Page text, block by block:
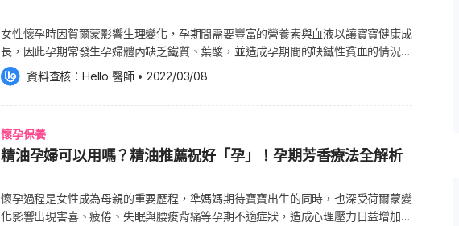
女性懷孕時因賀爾蒙影響生理變化，孕期間需要豐富的營養素與血液以讓寶寶健康成
長，因此孕期常發生孕婦體內缺乏鐵質、葉酸，並造成孕期間的缺鐵性貧血的情況。
然而，當孕婦持續嚴重貧血，日後生產寶寶時的致病率和死亡率也將大幅偏高。 究
竟什麼是「孕期間貧血」？孕期間貧血應該多吃什麼食物？哪些營養素能讓母嬰充分
獲得身體所需？《Hello醫師》彙整出4大必吃營養素，讓準媽媽們補好補滿、好
有 40%的孕婦有貧血的問題。而根據衛福部之研究對孕婦孕期間貧血的定義為，懷
孕過程中當孕婦因生理變化，平均將增加 50%的血漿溶液(1000ml)，而紅血球量也
10~10.9g/dL)。 影響最顯著的時間多為孕期之 28至36週，當36週後，孕婦體內的
血漿溶液會逐漸增加，紅血球量、血色素亦再上 升，而使貧血症狀趨緩。然而，當
資料查核： Hello 醫師 • 2022/03/08
懷孕保養
精油孕婦可以用嗎？精油推薦祝好「孕」！孕期芳香療法全解析
懷孕過程是女性成為母親的重要歷程，準媽媽期待寶寶出生的同時，也深受荷爾蒙變
化影響出現害喜、疲倦、失眠與腰痠背痛等孕期不適症狀，造成心理壓力日益增加。